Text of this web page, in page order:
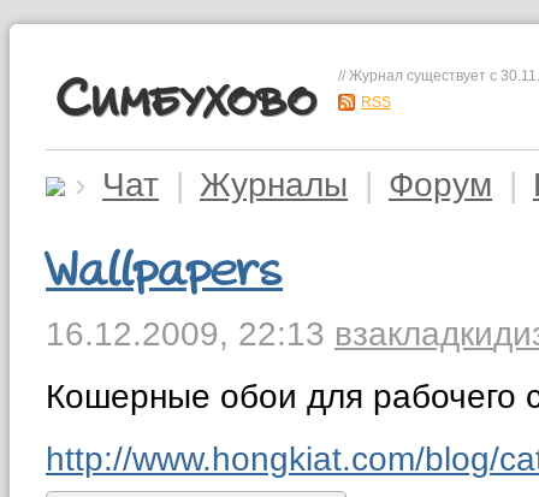
Симбухово
// Журнал существует с
RSS
› Чат | Журналы | Форум |
Wallpapers
16.12.2009, 22:13 взакладки
Кошерные обои для рабочего
http://www.hongkiat.com/blog/